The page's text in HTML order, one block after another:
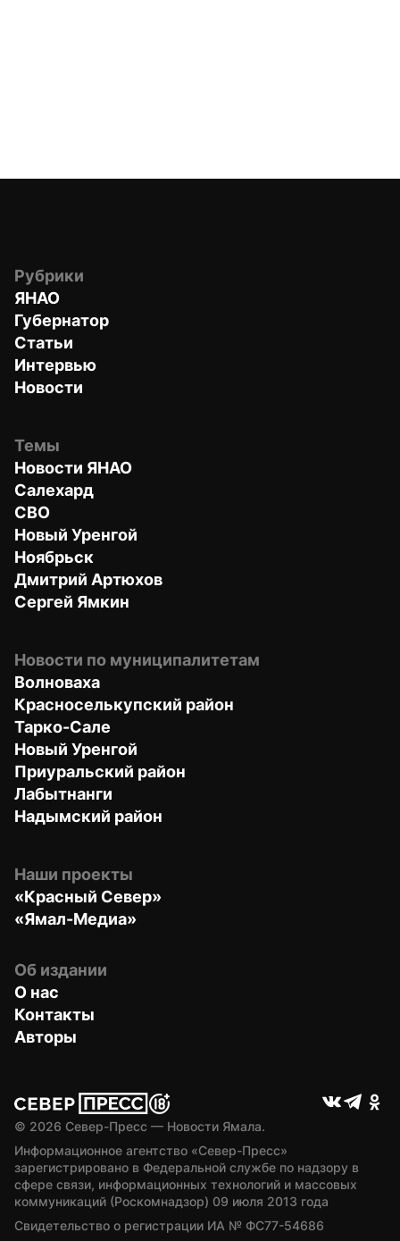
Рубрики
ЯНАО
Губернатор
Статьи
Интервью
Новости
Темы
Новости ЯНАО
Салехард
СВО
Новый Уренгой
Ноябрьск
Дмитрий Артюхов
Сергей Ямкин
Новости по муниципалитетам
Волноваха
Красноселькупский район
Тарко-Сале
Новый Уренгой
Приуральский район
Лабытнанги
Надымский район
Наши проекты
«Красный Север»
«Ямал-Медиа»
Об издании
О нас
Контакты
Авторы
© 2026 Север-Пресс — Новости Ямала.
Информационное агентство «Север-Пресс»
зарегистрировано в Федеральной службе по надзору в
сфере связи, информационных технологий и массовых
коммуникаций (Роскомнадзор) 09 июля 2013 года
Свидетельство о регистрации ИА № ФС77-54686